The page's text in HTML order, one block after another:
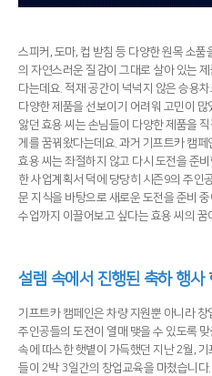
스피커, 도마, 컵 받침 등 다양한 원목 소
의 자연스러운 질감이 그대로 살아 있는
다는데요. 적재 공간이 넉넉지 않은 승용
다양한 제품을 선보이기 어려워 고민이
앓던 효용 씨는 손님들이 다양한 제품을
게를 꿈꿔왔다는데요. 과거 기프트카 캠
효용 씨는 좌절하지 않고 다시 도전을 준
한 사업계획서 덕에 당당히 시즌9의 주인
문 지식을 바탕으로 새로운 도전을 준비
수업까지 이끌어보고 싶다는 효용 씨의
설렘 속에서 진행된 축하 행사
기프트카 캠페인은 차량 지원뿐 아니라 창
주인공들의 도전이 열매 맺을 수 있도록
속에 따스한 햇볕이 가득했던 지난 2월,
들이 2박 3일간의 창업교육을 마쳤습니